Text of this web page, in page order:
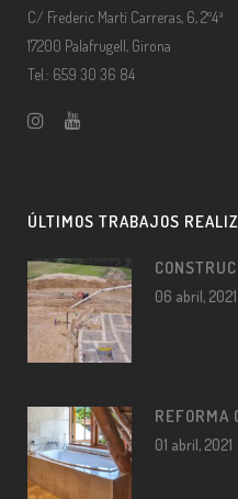
C/ Frederic Martí Carreras, 6, 2º4ª
17200 Palafrugell, Girona
Tel.: 659 30 36 84
ÚLTIMOS TRABAJOS
06 abril, 2021
REFORMA
01 abril, 2021